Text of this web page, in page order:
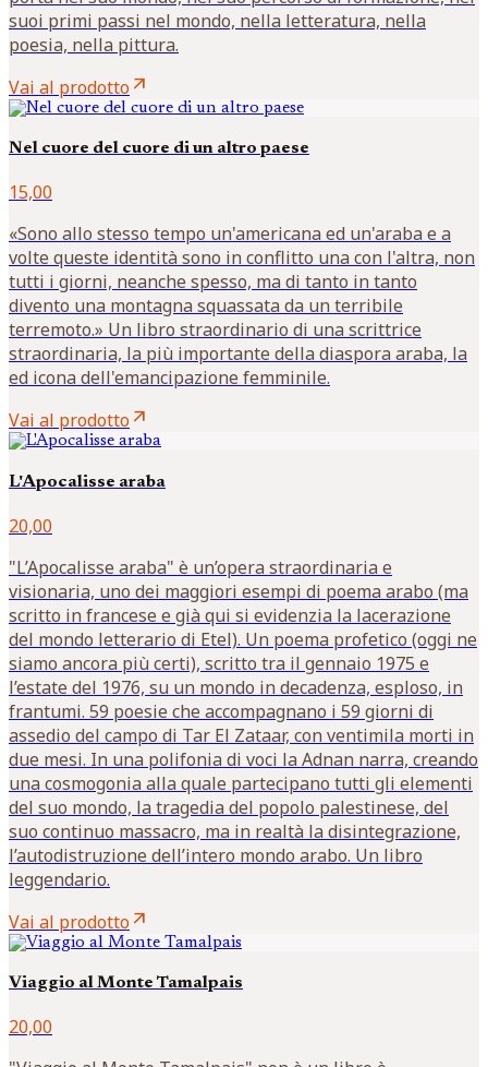
suoi primi passi nel mondo, nella letteratura, nella
poesia, nella pittura.
Vai al prodottoarrow_outward
Nel cuore del cuore di un altro paese
15,00
«Sono allo stesso tempo un'americana ed un'araba e a
volte queste identità sono in conflitto una con l'altra, non
tutti i giorni, neanche spesso, ma di tanto in tanto
divento una montagna squassata da un terribile
terremoto.» Un libro straordinario di una scrittrice
straordinaria, la più importante della diaspora araba, la
ed icona dell'emancipazione femminile.
Vai al prodottoarrow_outward
L'Apocalisse araba
20,00
"L’Apocalisse araba" è un’opera straordinaria e
visionaria, uno dei maggiori esempi di poema arabo (ma
scritto in francese e già qui si evidenzia la lacerazione
del mondo letterario di Etel). Un poema profetico (oggi ne
siamo ancora più certi), scritto tra il gennaio 1975 e
l’estate del 1976, su un mondo in decadenza, esploso, in
frantumi. 59 poesie che accompagnano i 59 giorni di
assedio del campo di Tar El Zataar, con ventimila morti in
due mesi. In una polifonia di voci la Adnan narra, creando
una cosmogonia alla quale partecipano tutti gli elementi
del suo mondo, la tragedia del popolo palestinese, del
suo continuo massacro, ma in realtà la disintegrazione,
l’autodistruzione dell’intero mondo arabo. Un libro
leggendario.
Vai al prodottoarrow_outward
Viaggio al Monte Tamalpais
20,00